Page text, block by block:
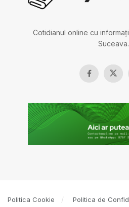
Cotidianul online cu
Suceava.
Politica Cookie Politica de